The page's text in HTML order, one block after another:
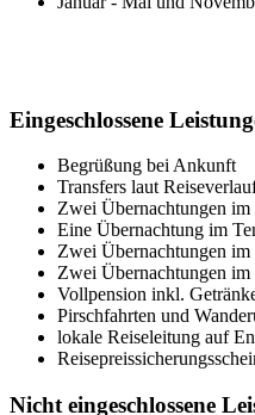
Eingeschlossene
Begrüßung bei Ankunft
Transfers laut
Zwei Übernachtungen
Eine Übernachtung im
Zwei Übernachtungen im
Zwei Übernachtungen
Vollpension inkl.
Pirschfahrten und
lokale Reiseleitung auf
Nicht eingeschlossene